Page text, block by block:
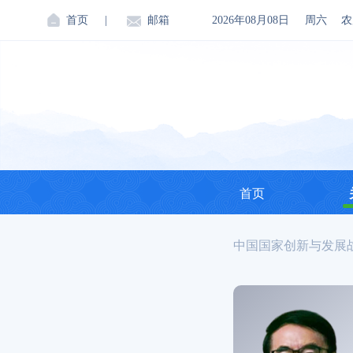
首页 邮箱 2026年08月08日 周六
首页
中国国家创新与发展